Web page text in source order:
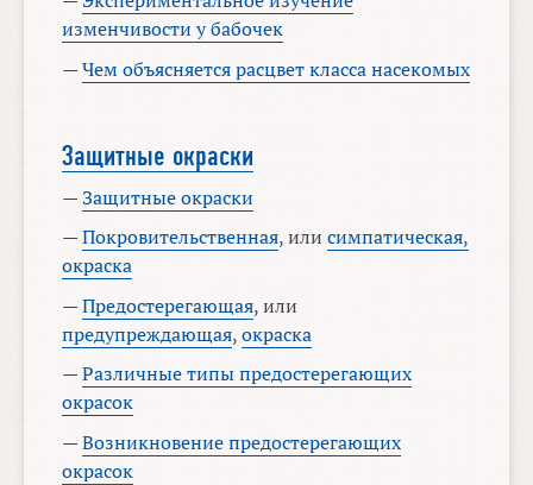
изменчивости у бабочек
—Чем объясняется расцвет класса насекомых
Защитные окраски
—Защитные окраски
—Покровительственная, илисимпатическая,
окраска
—Предостерегающая, или
предупреждающая,окраска
—Различные типы предостерегающих
окрасок
—Возникновение предостерегающих
окрасок